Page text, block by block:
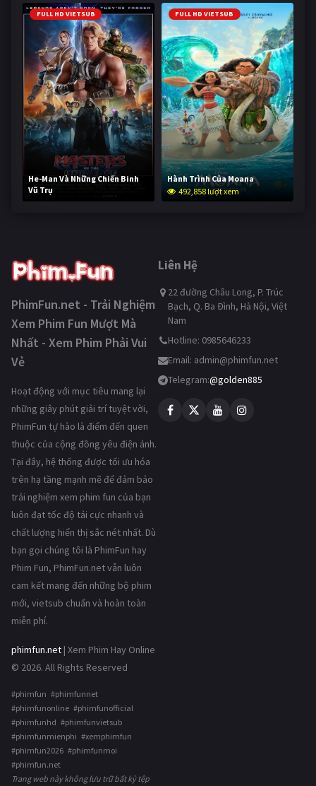
FULL HD VIETSUB
He-Man Và Những Chiến Binh
Vũ Trụ
241,797 lượt xem
FULL HD VIETSUB
Hành Trình Của Moana
492,858 lượt xem
PhimFun.net - Trải Nghiệm
Xem Phim Fun Mượt Mà
Nhất - Xem Phim Phải Vui
Vẻ
Hoạt động với mục tiêu mang lại
những giây phút giải trí tuyệt vời,
PhimFun tự hào là điểm đến quen
thuộc của cộng đồng yêu điện ảnh.
Tại đây, hệ thống được tối ưu hóa
trên hạ tầng mạnh mẽ để đảm bảo
trải nghiệm xem phim fun của bạn
luôn đạt tốc độ tải cực nhanh và
chất lượng hiển thị sắc nét nhất. Dù
bạn gọi chúng tôi là PhimFun hay
Phim Fun, PhimFun.net vẫn luôn
cam kết mang đến những bộ phim
mới, vietsub chuẩn và hoàn toàn
miễn phí.
phimfun.net | Xem Phim Hay Online
© 2026. All Rights Reserved
#phimfun #phimfunnet
#phimfunonline #phimfunofficial
#phimfunhd #phimfunvietsub
#phimfunmienphi #xemphimfun
#phimfun2026 #phimfunmoi
#phimfun.net
Trang web này không lưu trữ bất kỳ tệp
Liên Hệ
22 đường Châu Long, P. Trúc
Bạch, Q. Ba Đình, Hà Nội, Việt
Nam
Hotline: 0985646233
Email: admin@phimfun.net
Telegram:@golden885